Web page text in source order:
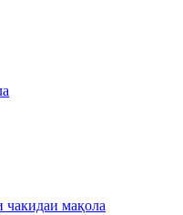
чакидаи мақола